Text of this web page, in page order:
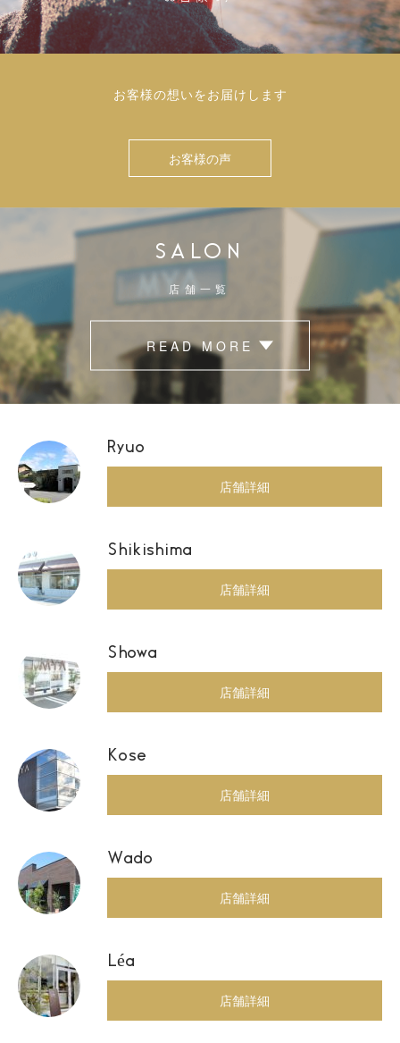
お客様の想いをお届けします
お客様の声
SALON
店舗一覧
READ MORE
Ryuo
店舗詳細
Shikishima
店舗詳細
Showa
店舗詳細
Kose
店舗詳細
Wado
店舗詳細
Léa
店舗詳細